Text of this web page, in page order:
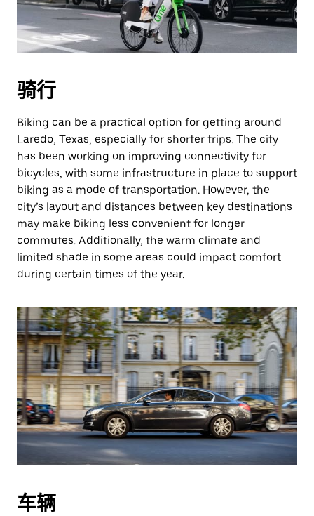
骑行
Biking can be a practical option for getting around
Laredo, Texas, especially for shorter trips. The city
has been working on improving connectivity for
bicycles, with some infrastructure in place to support
biking as a mode of transportation. However, the
city’s layout and distances between key destinations
may make biking less convenient for longer
commutes. Additionally, the warm climate and
limited shade in some areas could impact comfort
during certain times of the year.
车辆